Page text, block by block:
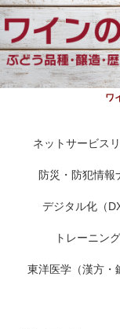
ワ
ネットサービス
防災・防犯情報
デジタル化（DX
トレーニング
東洋医学（漢方・